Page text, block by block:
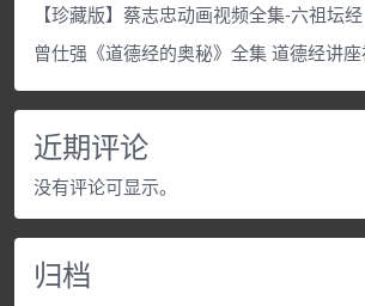
【珍藏版】蔡志忠动画视频全集-六祖坛经
曾仕强《道德经的奥秘》全集 道德经讲
近期评论
没有评论可显示。
归档